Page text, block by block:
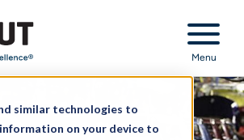
similar technologies to
on your device to
Menu